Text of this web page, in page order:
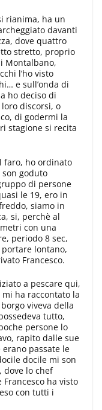
rianima, ha un
davanti
dove quattro
stretto, proprio
Montalbano,
l’ho visto
e sull’onda di
ho deciso di
discorsi, o
di godermi la
stagione si recita
faro, ho ordinato
goduto
di persone
le 19, ero in
siamo in
si, perchè al
con una
periodo 8 sec,
lontano,
Francesco.
a pescare qui,
ha raccontato la
viveva della
tutto,
persone lo
rapito dalle sue
passate le
docile mi son
dove lo chef
ha visto
con tutti i